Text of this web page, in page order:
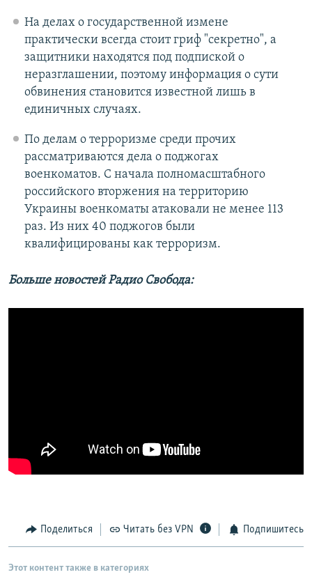
На делах о государственной измене
практически всегда стоит гриф "секретно", а
защитники находятся под подпиской о
неразглашении, поэтому информация о сути
обвинения становится известной лишь в
единичных случаях.
По делам о терроризме среди прочих
рассматриваются дела о поджогах
военкоматов. С начала полномасштабного
российского вторжения на территорию
Украины военкоматы атаковали не менее 113
раз. Из них 40 поджогов были
квалифицированы как терроризм.
Больше новостей Радио Свобода:
Поделиться Читать без VPN Подпишитесь
Этот контент также в категориях